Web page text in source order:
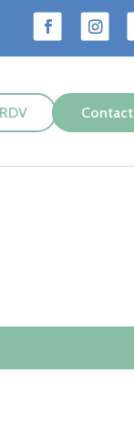
Contact